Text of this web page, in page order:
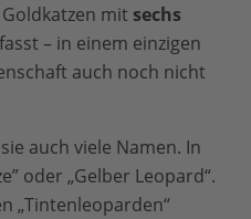
mit sechs
– in einem einzigen
auch noch nicht
auch viele Namen. In
oder „Gelber Leopard“.
„Tintenleoparden“